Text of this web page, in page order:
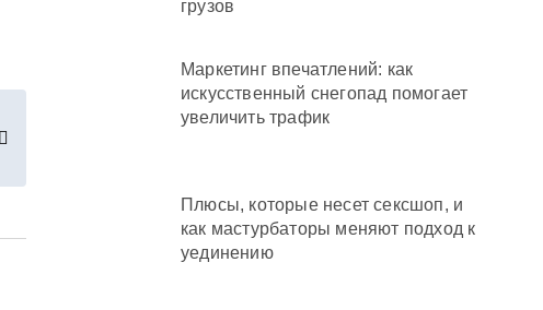
грузов
Маркетинг впечатлений: как
искусственный снегопад помогает
увеличить трафик
Плюсы, которые несет сексшоп, и
как мастурбаторы меняют подход к
уединению